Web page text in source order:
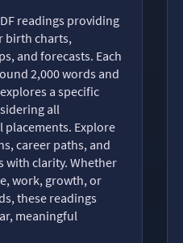
readings providing
birth charts,
and forecasts. Each
2,000 words and
a specific
all
placements. Explore
career paths, and
with clarity. Whether
work, growth, or
these readings
meaningful